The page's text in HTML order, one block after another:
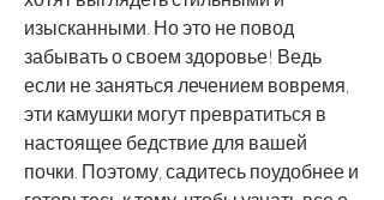
изысканными. Но это не повод
забывать о своем здоровье! Ведь
если не заняться лечением вовремя,
эти камушки могут превратиться в
настоящее бедствие для вашей
почки. Поэтому, садитесь поудобнее и